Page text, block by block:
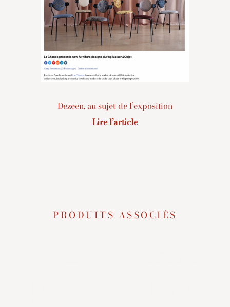
Dezeen, au sujet de l’exposition
Lire l’article
PRODUITS ASSOCIÉS